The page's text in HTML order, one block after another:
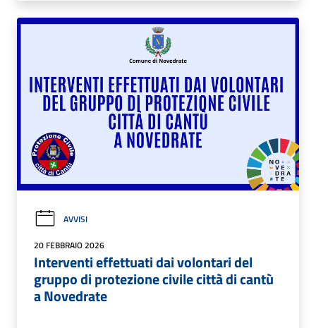
AVVISI
20 FEBBRAIO 2026
Interventi effettuati dai volontari del
gruppo di protezione civile città di cantù
a Novedrate